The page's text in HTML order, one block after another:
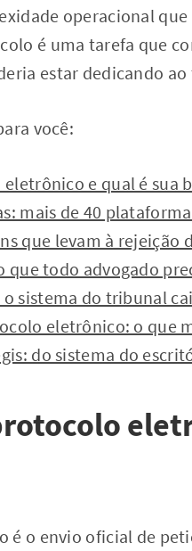
operacional
é uma tarefa que
estar dedicando
você:
e qual é sua
mais de 40
que levam à rejeição
todo advogado
sistema do tribunal
eletrônico: o que
do sistema do
é o envio oficial de